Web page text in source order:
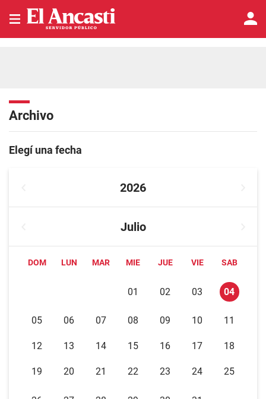
Archivo
Elegí una fecha
2026
Julio
DOM LUN MAR MIE JUE VIE SAB
01 02 03 04
05 06 07 08 09 10 11
12 13 14 15 16 17 18
19 20 21 22 23 24 25